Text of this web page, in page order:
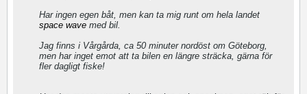
Har ingen egen båt, men kan ta mig runt om hela landet
space wave med bil.
Jag finns i Vårgårda, ca 50 minuter nordöst om Göteborg,
men har inget emot att ta bilen en längre sträcka, gärna för
fler dagligt fiske!